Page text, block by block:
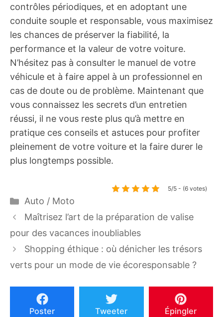
contrôles périodiques, et en adoptant une
conduite souple et responsable, vous maximisez
les chances de préserver la fiabilité, la
performance et la valeur de votre voiture.
N’hésitez pas à consulter le manuel de votre
véhicule et à faire appel à un professionnel en
cas de doute ou de problème. Maintenant que
vous connaissez les secrets d’un entretien
réussi, il ne vous reste plus qu’à mettre en
pratique ces conseils et astuces pour profiter
pleinement de votre voiture et la faire durer le
plus longtemps possible.
5/5 - (6 votes)
Catégories
Auto / Moto
Maîtrisez l’art de la préparation de valise
pour des vacances inoubliables
Shopping éthique : où dénicher les trésors
verts pour un mode de vie écoresponsable ?
Poster Tweeter Épingler